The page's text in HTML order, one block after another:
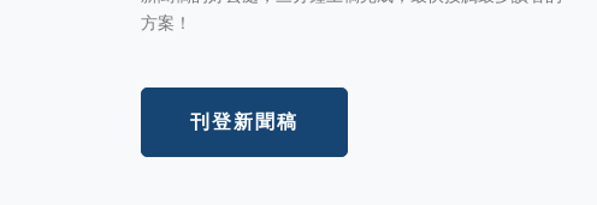
方案！
刊登新聞稿